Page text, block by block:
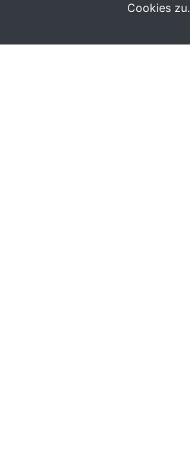
Cookies zu.